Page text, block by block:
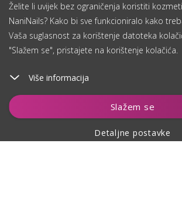
Želite li uvijek bez ograničenja koristiti
NaniNails? Kako bi sve funkcioniralo kako
Vaša suglasnost za korištenje datoteka
"Slažem se", pristajete na korištenje kolačića.
Više informacija
Slažem se
Detaljne postavke
Dodaj u košaricu